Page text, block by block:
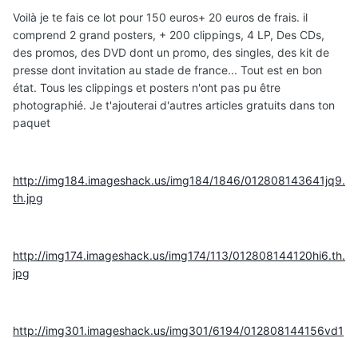
Voilà je te fais ce lot pour 150 euros+ 20 euros de frais. il
comprend 2 grand posters, + 200 clippings, 4 LP, Des CDs,
des promos, des DVD dont un promo, des singles, des kit de
presse dont invitation au stade de france... Tout est en bon
état. Tous les clippings et posters n'ont pas pu être
photographié. Je t'ajouterai d'autres articles gratuits dans ton
paquet
http://img184.imageshack.us/img184/1846/012808143641jq9.
th.jpg
http://img174.imageshack.us/img174/113/012808144120hi6.th.
jpg
http://img301.imageshack.us/img301/6194/012808144156vd1